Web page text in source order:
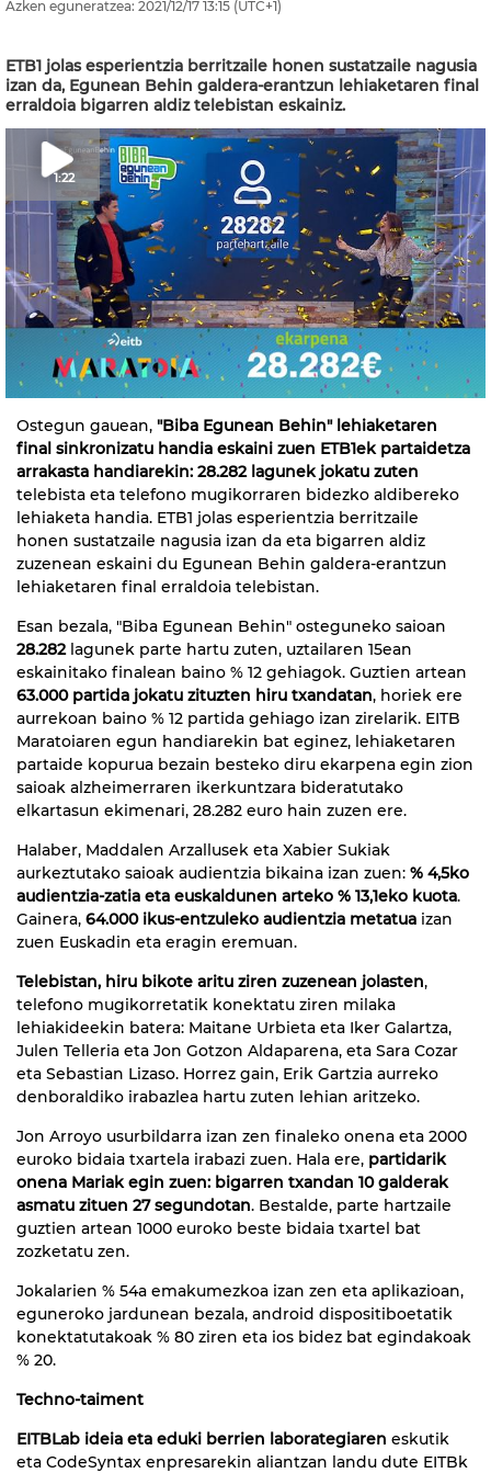
Azken eguneratzea: 2021/12/17 13:15 (UTC+1)
ETB1 jolas esperientzia berritzaile honen sustatzaile nagusia
izan da, Egunean Behin galdera-erantzun lehiaketaren final
erraldoia bigarren aldiz telebistan eskainiz.
1:22
Ostegun gauean, "Biba Egunean Behin" lehiaketaren
final sinkronizatu handia eskaini zuen ETB1ek partaidetza
arrakasta handiarekin: 28.282 lagunek jokatu zuten
telebista eta telefono mugikorraren bidezko aldibereko
lehiaketa handia. ETB1 jolas esperientzia berritzaile
honen sustatzaile nagusia izan da eta bigarren aldiz
zuzenean eskaini du Egunean Behin galdera-erantzun
lehiaketaren final erraldoia telebistan.
Esan bezala, "Biba Egunean Behin" osteguneko saioan
28.282lagunek parte hartu zuten, uztailaren 15ean
eskainitako finalean baino % 12 gehiagok. Guztien artean
63.000 partida jokatu zituzten hiru txandatan, horiek ere
aurrekoan baino % 12 partida gehiago izan zirelarik. EITB
Maratoiaren egun handiarekin bat eginez, lehiaketaren
partaide kopurua bezain besteko diru ekarpena egin zion
saioak alzheimerraren ikerkuntzara bideratutako
elkartasun ekimenari, 28.282 euro hain zuzen ere.
Halaber, Maddalen Arzallusek eta Xabier Sukiak
aurkeztutako saioak audientzia bikaina izan zuen: % 4,5ko
audientzia-zatia eta euskaldunen arteko % 13,1eko kuota.
Gainera, 64.000 ikus-entzuleko audientzia metatua izan
zuen Euskadin eta eragin eremuan.
Telebistan, hiru bikote aritu ziren zuzenean jolasten,
telefono mugikorretatik konektatu ziren milaka
lehiakideekin batera: Maitane Urbieta eta Iker Galartza,
Julen Telleria eta Jon Gotzon Aldaparena, eta Sara Cozar
eta Sebastian Lizaso. Horrez gain, Erik Gartzia aurreko
denboraldiko irabazlea hartu zuten lehian aritzeko.
Jon Arroyo usurbildarra izan zen finaleko onena eta 2000
euroko bidaia txartela irabazi zuen. Hala ere, partidarik
onena Mariak egin zuen: bigarren txandan 10 galderak
asmatu zituen 27 segundotan. Bestalde, parte hartzaile
guztien artean 1000 euroko beste bidaia txartel bat
zozketatu zen.
Jokalarien % 54a emakumezkoa izan zen eta aplikazioan,
eguneroko jardunean bezala, android dispositiboetatik
konektatutakoak % 80 ziren eta ios bidez bat egindakoak
% 20.
Techno-taiment
EITBLab ideia eta eduki berrien laborategiaren eskutik
eta CodeSyntax enpresarekin aliantzan landu dute EITBk